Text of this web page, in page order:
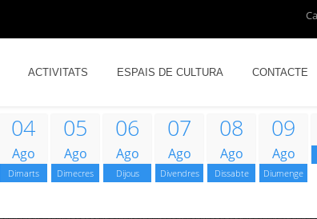
ACTIVITATS ESPAIS DE CULTURA CONTACTE
04
Ago
Dimarts
05
Ago
Dimecres
06
Ago
Dijous
07
Ago
Divendres
08
Ago
Dissabte
09
Ago
Diumenge